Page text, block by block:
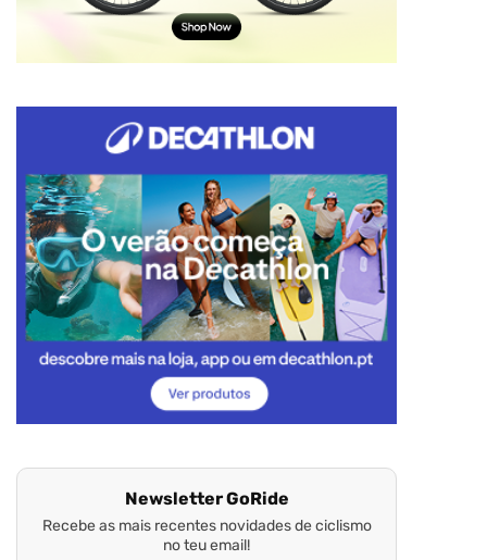
Newsletter GoRide
Recebe as mais recentes novidades de ciclismo
no teu email!